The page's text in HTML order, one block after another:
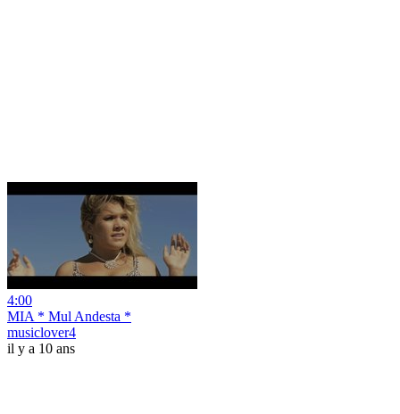
4:00
MIA * Mul Andesta *
musiclover4
il y a 10 ans